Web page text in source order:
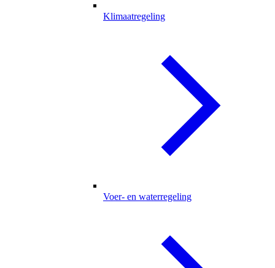
Klimaatregeling
Voer- en waterregeling